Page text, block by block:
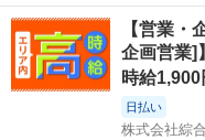
10:00~17:00/10:00~16:00/
駅]： 栃木県矢板市 ※勤務
栃木 矢板市 営業
【営業・
企画営業]
時給1,900
日払い
株式会社綜